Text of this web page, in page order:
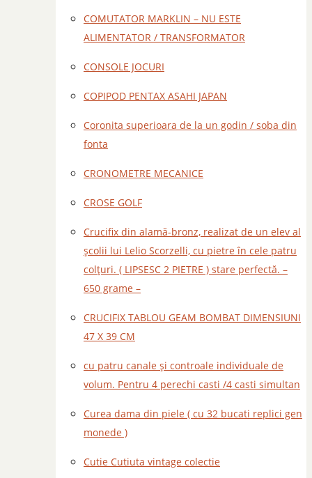
COMUTATOR MARKLIN – NU ESTE
ALIMENTATOR / TRANSFORMATOR
CONSOLE JOCURI
COPIPOD PENTAX ASAHI JAPAN
Coronita superioara de la un godin / soba din
fonta
CRONOMETRE MECANICE
CROSE GOLF
Crucifix din alamă-bronz, realizat de un elev al
școlii lui Lelio Scorzelli, cu pietre în cele patru
colțuri. ( LIPSESC 2 PIETRE ) stare perfectă. –
650 grame –
CRUCIFIX TABLOU GEAM BOMBAT DIMENSIUNI
47 X 39 CM
cu patru canale și controale individuale de
volum. Pentru 4 perechi casti /4 casti simultan
Curea dama din piele ( cu 32 bucati replici gen
monede )
Cutie Cutiuta vintage colectie